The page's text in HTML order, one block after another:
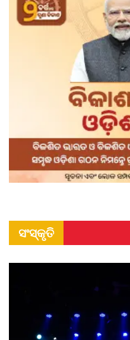
ସଂସ୍କୃତି